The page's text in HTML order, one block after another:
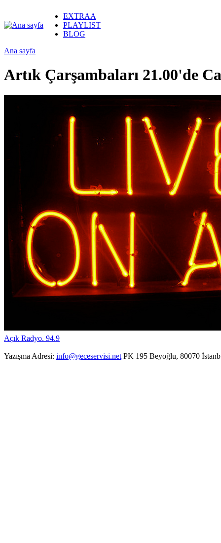
EXTRAA
PLAYLIST
BLOG
Ana sayfa
Artık Çarşambaları 21.00'de
Açık Radyo. 94.9
Yazışma Adresi: info@geceservisi.net PK 195 Beyoğlu, 80070